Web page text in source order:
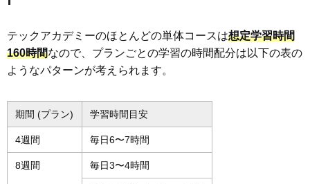
テックアカデミーのほとんどの単体コースは想定学習時間
160時間なので、プランごとの学習の時間配分は以下の表の
ようなパターンが考えられます。
期間 (プラン) 学習時間目安
4週間 毎日6〜7時間
8週間 毎日3〜4時間